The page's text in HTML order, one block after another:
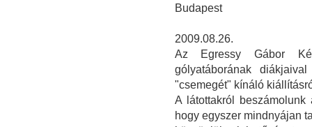
Budapest
2009.08.26.
Az Egressy Gábor
gólyatáborának
"csemegét" kínáló
A látottakról
hogy egyszer mindnyájan